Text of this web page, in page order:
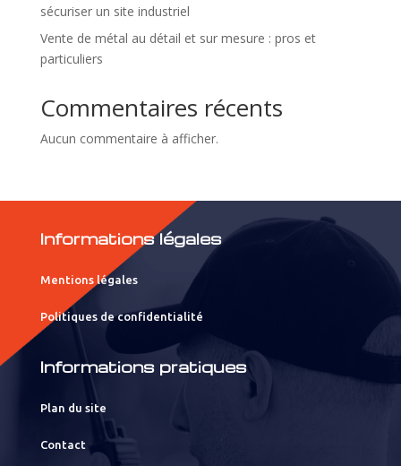
sécuriser un site industriel
Vente de métal au détail et sur mesure : pros et
particuliers
Commentaires récents
Aucun commentaire à afficher.
Informations légales
Mentions légales
Politiques de confidentialité
Informations pratiques
Plan du site
Contact